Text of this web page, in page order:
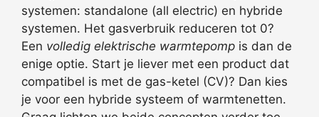
systemen: standalone (all electric) en hybride
systemen. Het gasverbruik reduceren tot 0?
Een volledig elektrische warmtepomp is dan de
enige optie. Start je liever met een product dat
compatibel is met de gas-ketel (CV)? Dan kies
je voor een hybride systeem of warmtenetten.